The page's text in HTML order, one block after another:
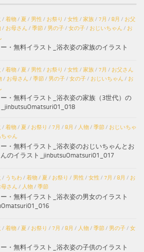
/ 着物/ 夏 / 男性 / お祭り / 女性 / 家族/ 7月 / 8月 / お父
/ お母さん / 季節/ 男の子/ 女の子/ おじいちゃん / お
・無料イラスト_浴衣姿の家族のイラスト
/ 着物/ 夏 / 男性 / お祭り / 女性 / 家族/ 7月 / お父さん
/ お母さん / 季節/ 男の子/ 女の子/ おじいちゃん / お
・無料イラスト_浴衣姿の家族（3世代）の
/ 着物/ 夏 / お祭り / 7月 / 8月 / 人物/ 季節/ おじいちゃ
ゃん
・無料イラスト_浴衣姿のおじいちゃんとお
のイラスト_jinbutsuOmatsuri01_017
/ うちわ/ 着物/ 夏 / お祭り / 男性 / 女性 / 7月 / 8月 / お
母さん / 人物/ 季節
・無料イラスト_浴衣姿の男女のイラスト
/ 着物/ 夏 / お祭り / 7月 / 8月 / 人物/ 季節/ 男の子/ 女
・無料イラスト_浴衣姿の子供のイラスト